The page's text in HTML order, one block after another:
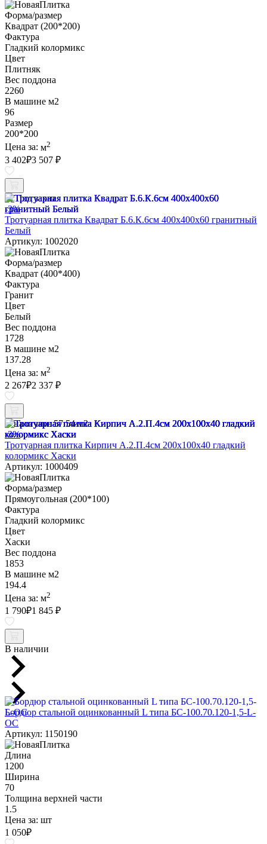
Форма/размер
Квадрат (200*200)
Фактура
Гладкий колормикс
Цвет
Плитняк
Вес поддона
2260
В машине м2
96
Размер
200*200
Цена за: м2
3 402₽3 507 ₽
Под заказ
-3%
Тротуарная плитка Квадрат Б.6.К.6см 400х400х60 гранитный
Белый
Артикул: 1002020
Форма/размер
Квадрат (400*400)
Фактура
Гранит
Цвет
Белый
Вес поддона
1728
В машине м2
137.28
Цена за: м2
2 267₽2 337 ₽
В наличии: 57.54 м2
-3%
Тротуарная плитка Кирпич А.2.П.4см 200х100х40 гладкий
колормикс Хаски
Артикул: 1000409
Форма/размер
Прямоугольная (200*100)
Фактура
Гладкий колормикс
Цвет
Хаски
Вес поддона
1853
В машине м2
194.4
Цена за: м2
1 790₽1 845 ₽
В наличии
Бордюр стальной оцинкованный L типа БС-100.70.120-1,5-L-
ОС
Артикул: 1150190
Длина
1200
Ширина
70
Толщина верхней части
1.5
Цена за: шт
1 050₽